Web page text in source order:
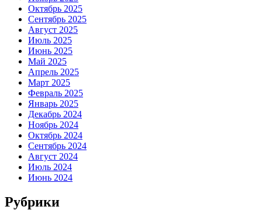
Октябрь 2025
Сентябрь 2025
Август 2025
Июль 2025
Июнь 2025
Май 2025
Апрель 2025
Март 2025
Февраль 2025
Январь 2025
Декабрь 2024
Ноябрь 2024
Октябрь 2024
Сентябрь 2024
Август 2024
Июль 2024
Июнь 2024
Рубрики